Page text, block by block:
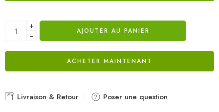
+
−
AJOUTER AU PANIER
ACHETER MAINTENANT
Livraison & Retour
Poser une question